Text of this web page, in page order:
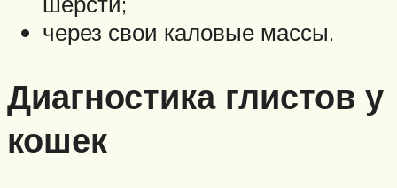
через свои каловые массы.
Диагностика глистов у
кошек